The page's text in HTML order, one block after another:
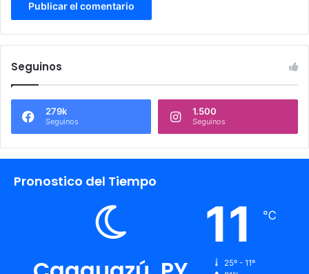
Seguinos
279k
Seguinos
1.500
Seguinos
Pronostico del Tiempo
11 ℃
25º - 11º